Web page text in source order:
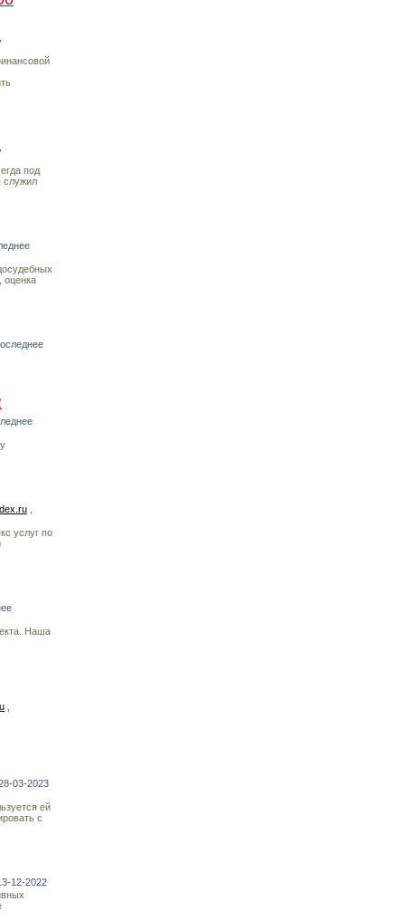
под
служил
оценка
услуг по
Наша
03-2023
ей
с
12-2022